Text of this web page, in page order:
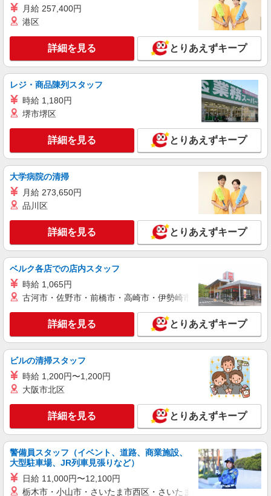
月給 257,400円
港区
詳細を見る とりあえずキープ
レジ・商品陳列スタッフ
時給 1,180円
堺市堺区
詳細を見る とりあえずキープ
大学病院の清掃
月給 273,650円
品川区
詳細を見る とりあえずキープ
ベルク各店での店内スタッフ
時給 1,065円
古河市・佐野市・前橋市・高崎市・伊勢崎市・太田市・館林市
詳細を見る とりあえずキープ
ビルの清掃スタッフ
時給 1,200円〜1,200円
大阪市北区
詳細を見る とりあえずキープ
警備員スタッフ（イベント、道路、商業施設、
大型駐車場、JR列車見張りなど）
日給 11,000円〜12,100円
栃木市・小山市・さいたま市西区・さいたま市岩槻区・久喜市・